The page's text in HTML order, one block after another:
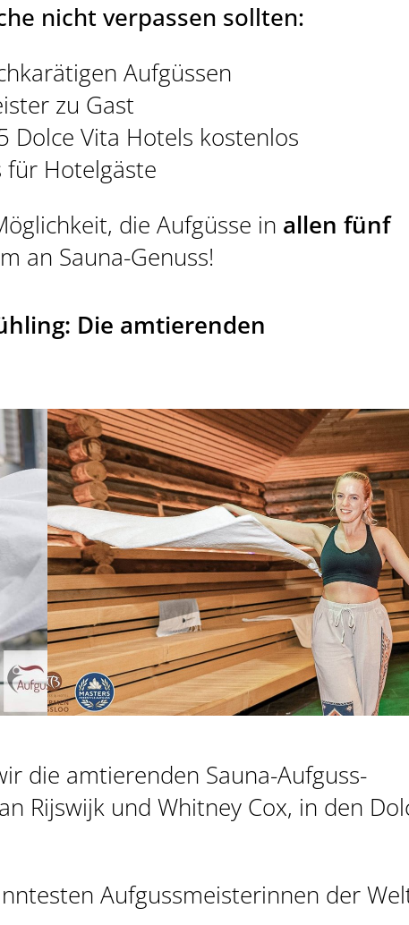
nicht verpassen sollten:
Aufgüssen
zu Gast
Dolce Vita Hotels kostenlos
für Hotelgäste
die Aufgüsse in allen fünf
an Sauna-Genuss!
Die amtierenden
die amtierenden Sauna-Aufguss-
Rijswijk und Whitney Cox, in den
Aufgussmeisterinnen der